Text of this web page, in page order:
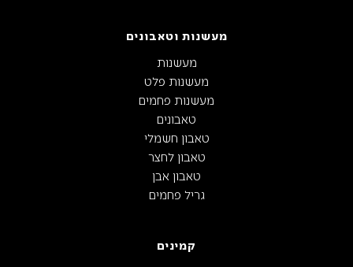
מעשנות וטאבונים
מעשנות
מעשנות פלט
מעשנות פחמים
טאבונים
טאבון חשמלי
טאבון לחצר
טאבון אבן
גריל פחמים
קמינים